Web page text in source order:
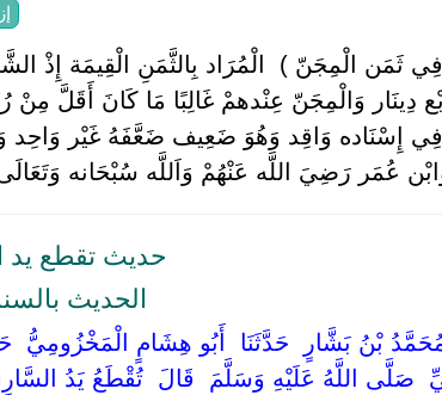
ثَمَن الْمِجَنّ ) ‏ ‏الْمُرَاد بِالثَّمَنِ الْقِيمَة إِذْ
دِينَار وَالْمِجَنّ عِنْدهمْ غَالِبًا مَا كَانَ أَقَلَّ
فِي إِسْنَاده وَاقِد وَهُوَ ضَعِيف ضَعَّفَهُ غَيْر
عُمَر رَضِيَ اللَّه عَنْهُمْ وَاَللَّه سُبْحَانه
حديث تقطع يد
الحديث
‏مُحَمَّدُ بْنُ بَشَّارٍ ‏ ‏حَدَّثَنَا ‏ ‏أَبُو هِشَامٍ الْمَخْزُومِيُّ
‏صَلَّى اللَّهُ عَلَيْهِ وَسَلَّمَ ‏ ‏قَالَ ‏ ‏تُقْطَعُ يَدُ